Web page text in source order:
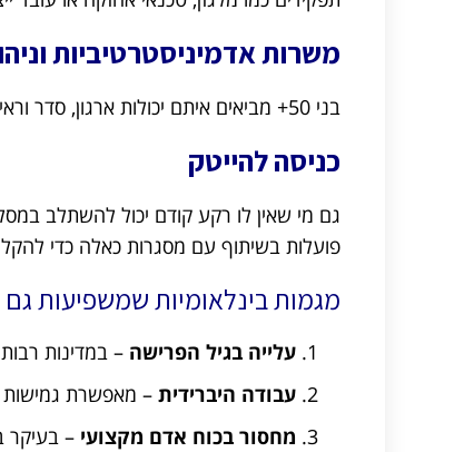
משרות אדמיניסטרטיביות
בני 50+ מביאים איתם יכולות ארגון, סדר וראייה מערכתית – יתרונות בתפקידי ניהול צוותים או אדמיניסטרציה.
כניסה להייטק
גם מי שאין לו רקע קודם יכול להשתלב
פועלות בשיתוף עם מסגרות כאלה כדי
מגמות בינלאומיות שמשפיעות
עלייה בגיל הפרישה – במדינות
עבודה היברידית– מאפשרת גמישות
מחסור בכוח אדם מקצועי – בעיקר